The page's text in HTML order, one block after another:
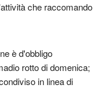
che raccomando
è d'obbligo
rotto di domenica;
in linea di